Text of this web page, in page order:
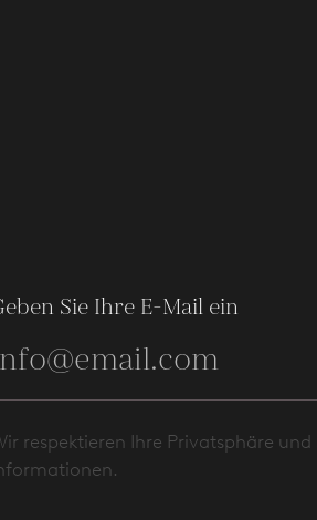
Sie Ihre E-Mail ein
respektieren Ihre Privatsphäre und